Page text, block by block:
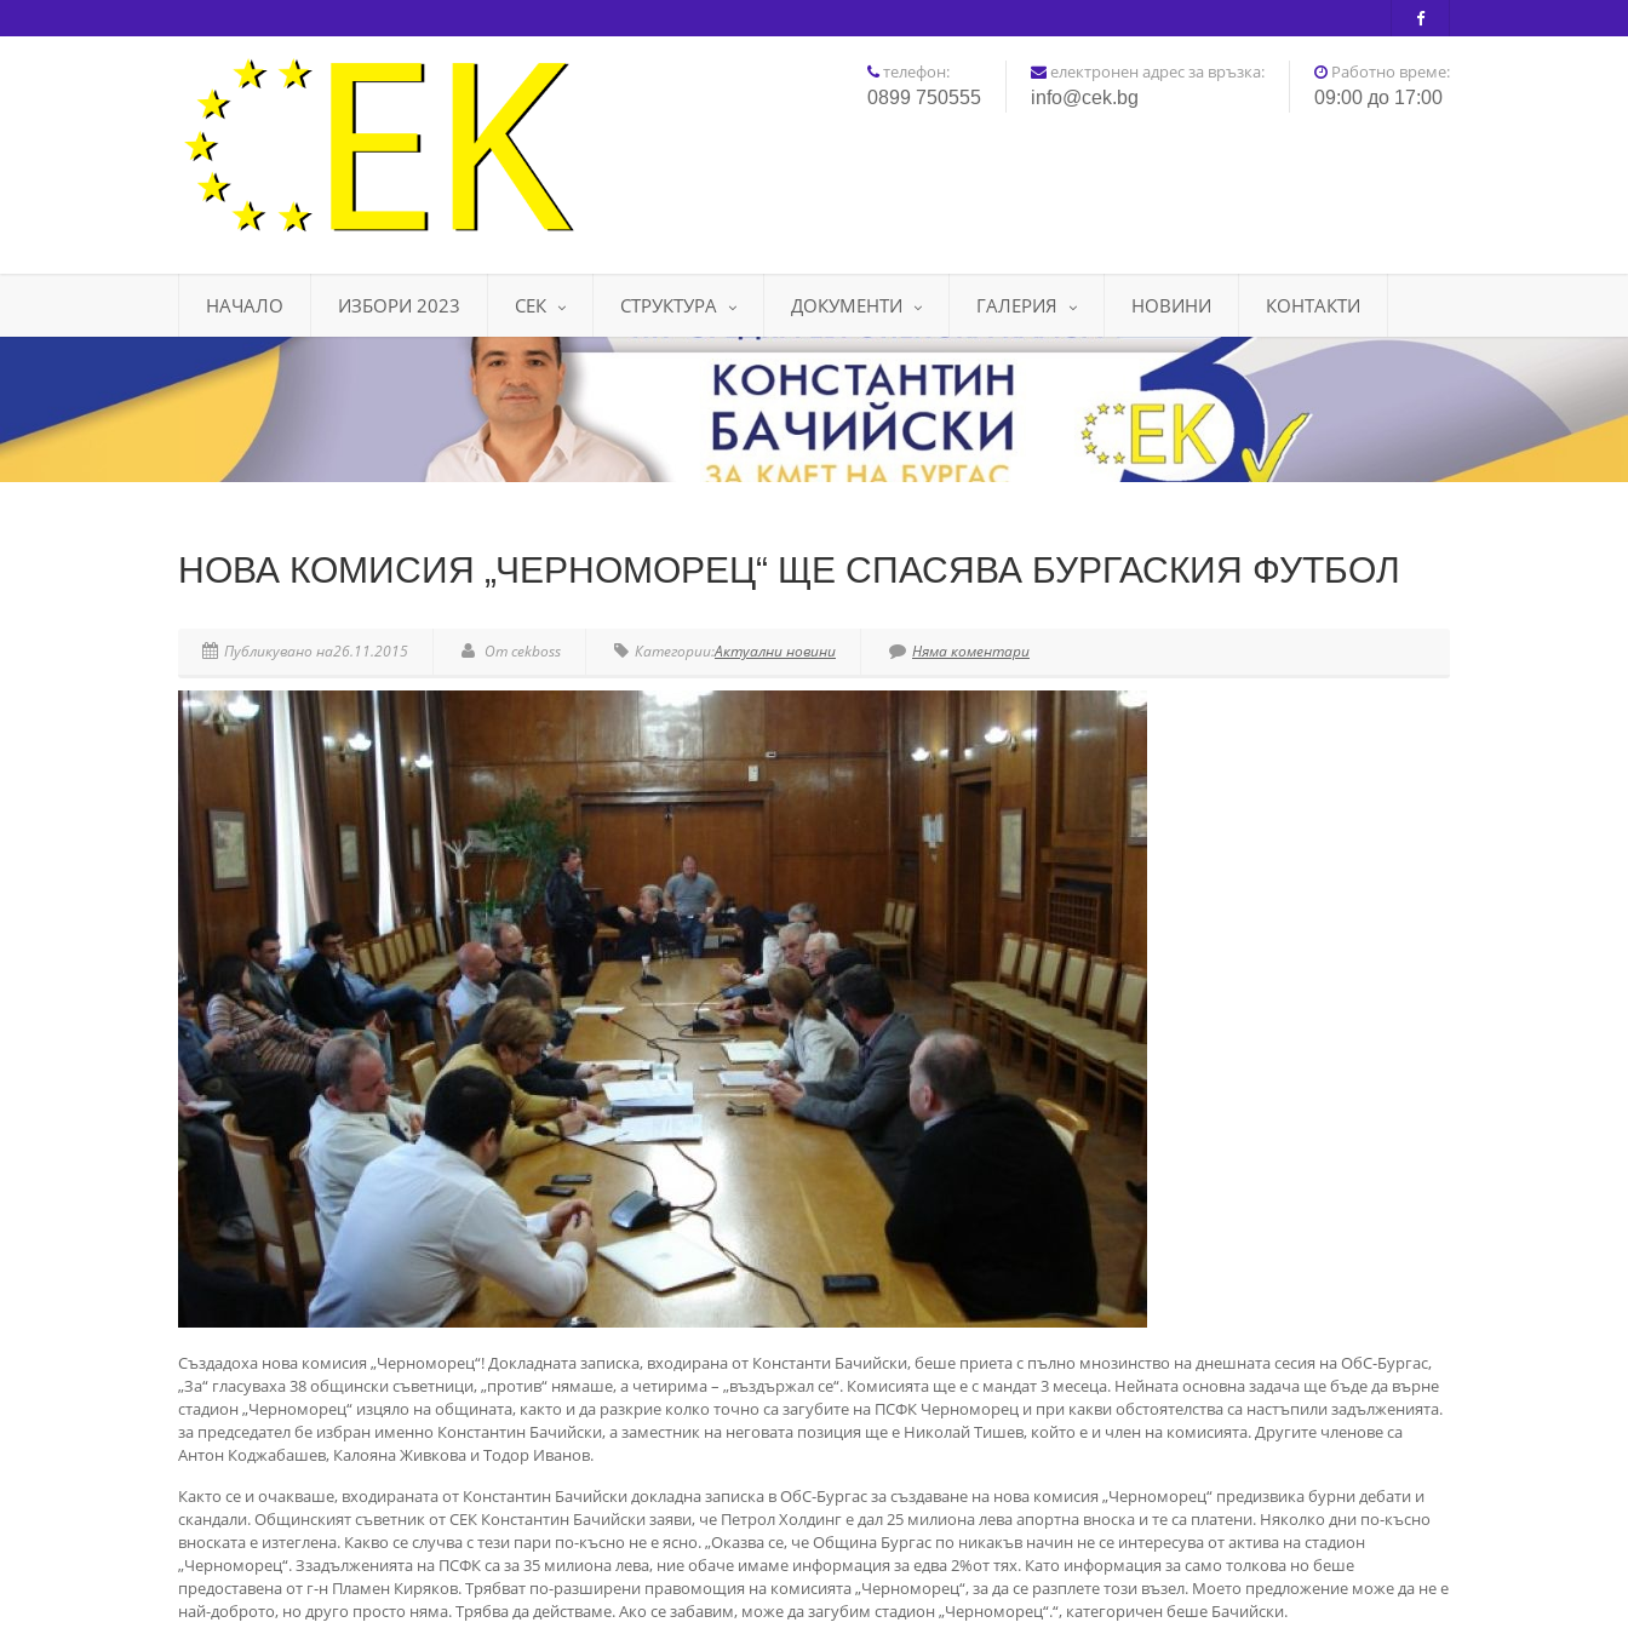
телефон:
0899 750555
електронен адрес за връзка:
info@cek.bg
Работно време:
09:00 до 17:00
НАЧАЛО ИЗБОРИ 2023 СЕК СТРУКТУРА ДОКУМЕНТИ ГАЛЕРИЯ НОВИНИ КОНТАКТИ
НОВА КОМИСИЯ „ЧЕРНОМОРЕЦ“ ЩЕ СПАСЯВА БУРГАСКИЯ ФУТБОЛ
Публикувано на26.11.2015 От cekboss Категории:Актуални новини Няма коментари
Създадоха нова комисия „Черноморец“! Докладната записка, входирана от Константи Бачийски, беше приета с пълно мнозинство на днешната сесия на ОбС-Бургас,
„За“ гласуваха 38 общински съветници, „против“ нямаше, а четирима – „въздържал се“. Комисията ще е с мандат 3 месеца. Нейната основна задача ще бъде да върне
стадион „Черноморец“ изцяло на общината, както и да разкрие колко точно са загубите на ПСФК Черноморец и при какви обстоятелства са настъпили задълженията.
за председател бе избран именно Константин Бачийски, а заместник на неговата позиция ще е Николай Тишев, който е и член на комисията. Другите членове са
Антон Коджабашев, Калояна Живкова и Тодор Иванов.
Както се и очакваше, входираната от Константин Бачийски докладна записка в ОбС-Бургас за създаване на нова комисия „Черноморец“ предизвика бурни дебати и
скандали. Общинският съветник от СЕК Константин Бачийски заяви, че Петрол Холдинг е дал 25 милиона лева апортна вноска и те са платени. Няколко дни по-късно
вноската е изтеглена. Какво се случва с тези пари по-късно не е ясно. „Оказва се, че Община Бургас по никакъв начин не се интересува от актива на стадион
„Черноморец“. Ззадълженията на ПСФК са за 35 милиона лева, ние обаче имаме информация за едва 2%от тях. Като информация за само толкова но беше
предоставена от г-н Пламен Киряков. Трябват по-разширени правомощия на комисията „Черноморец“, за да се разплете този възел. Моето предложение може да не е
най-доброто, но друго просто няма. Трябва да действаме. Ако се забавим, може да загубим стадион „Черноморец“.“, категоричен беше Бачийски.